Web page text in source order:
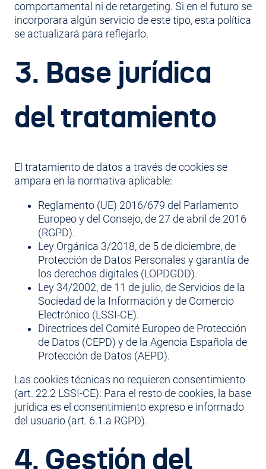
comportamental ni de retargeting. Si en el futuro se
incorporara algún servicio de este tipo, esta política
se actualizará para reflejarlo.
3. Base jurídica
del tratamiento
El tratamiento de datos a través de cookies se
ampara en la normativa aplicable:
Reglamento (UE) 2016/679 del Parlamento
Europeo y del Consejo, de 27 de abril de 2016
(RGPD).
Ley Orgánica 3/2018, de 5 de diciembre, de
Protección de Datos Personales y garantía de
los derechos digitales (LOPDGDD).
Ley 34/2002, de 11 de julio, de Servicios de la
Sociedad de la Información y de Comercio
Electrónico (LSSI-CE).
Directrices del Comité Europeo de Protección
de Datos (CEPD) y de la Agencia Española de
Protección de Datos (AEPD).
Las cookies técnicas no requieren consentimiento
(art. 22.2 LSSI-CE). Para el resto de cookies, la base
jurídica es el consentimiento expreso e informado
del usuario (art. 6.1.a RGPD).
4. Gestión del